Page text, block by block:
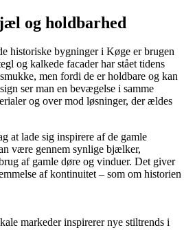
og holdbarhed
historiske bygninger i Køge er brugen
og kalkede facader har stået tidens
men fordi de er holdbare og kan
ser man en bevægelse i samme
og over mod løsninger, der ældes
at lade sig inspirere af de gamle
være gennem synlige bjælker,
af gamle døre og vinduer. Det giver
af kontinuitet – som om historien
markeder inspirerer nye stiltrends i